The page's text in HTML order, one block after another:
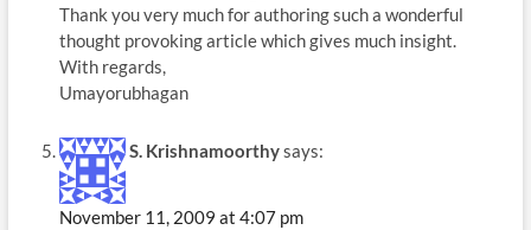
Thank you very much for authoring such a wonderful
thought provoking article which gives much insight.
With regards,
Umayorubhagan
S. Krishnamoorthysays:
November 11, 2009 at 4:07 pm